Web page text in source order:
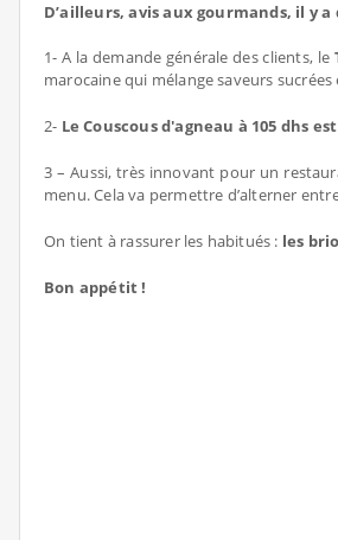
D’ailleurs, avis aux gourmands, il y
1- A la demande générale des clients, le
marocaine qui mélange saveurs sucrées
2- Le Couscous d'agneau à 105 dhs
3 – Aussi, très innovant pour un
menu. Cela va permettre d’alterner
On tient à rassurer les habitués : les
Bon appétit !